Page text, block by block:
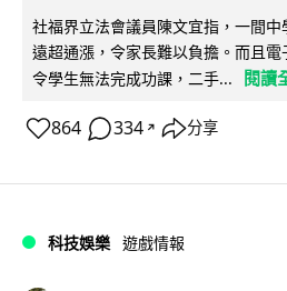
社福界立法會議員陳文宜指，一間
遠超通漲，令家長難以負擔。而且電
令學生無法完成功課，二手...
閱讀
864 334 ↗ 分享
科技娛樂 遊戲情報